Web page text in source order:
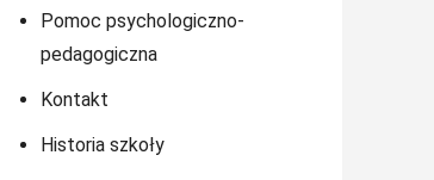
Pomoc psychologiczno-
pedagogiczna
Kontakt
Historia szkoły